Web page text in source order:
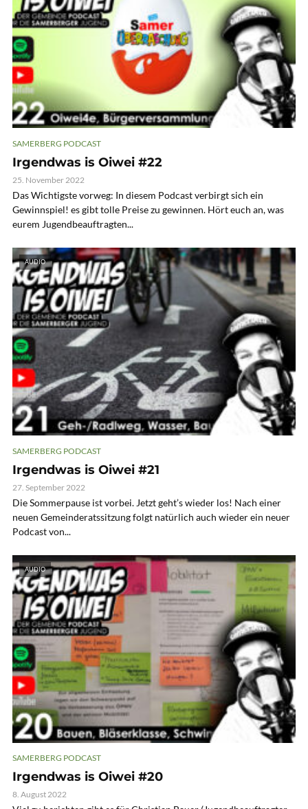
SAMERBERG PODCAST
Irgendwas is Oiwei #22
25. November 2022
Das Wichtigste vorweg: In diesem Podcast verbirgt sich ein
Gewinnspiel! es gibt tolle Preise zu gewinnen. Hört euch an, was
eurem Jugendbeauftragten...
AUDIO
SAMERBERG PODCAST
Irgendwas is Oiwei #21
27. September 2022
Die Sommerpause ist vorbei. Jetzt geht’s wieder los! Nach einer
neuen Gemeinderatssitzung folgt natürlich auch wieder ein neuer
Podcast von...
AUDIO
SAMERBERG PODCAST
Irgendwas is Oiwei #20
8. August 2022